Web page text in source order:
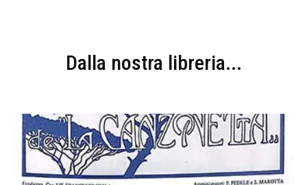
Dalla nostra libreria...